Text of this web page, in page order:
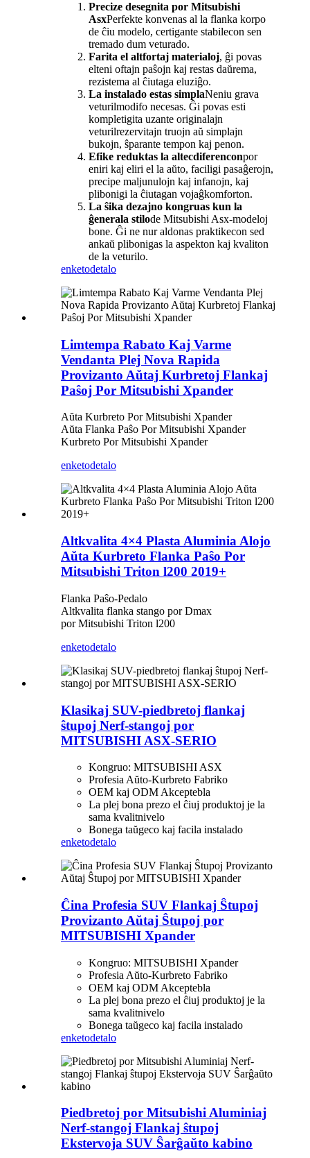
Precize desegnita por Mitsubishi
AsxPerfekte konvenas al la flanka korpo
de ĉiu modelo, certigante stabilecon sen
tremado dum veturado.
Farita el altfortaj materialoj, ĝi povas
elteni oftajn paŝojn kaj restas daŭrema,
rezistema al ĉiutaga eluziĝo.
La instalado estas simplaNeniu grava
veturilmodifo necesas. Ĝi povas esti
kompletigita uzante originalajn
veturilrezervitajn truojn aŭ simplajn
bukojn, ŝparante tempon kaj penon.
Efike reduktas la altecdiferenconpor
eniri kaj eliri el la aŭto, faciligi pasaĝerojn,
precipe maljunulojn kaj infanojn, kaj
plibonigi la ĉiutagan vojaĝkomforton.
La ŝika dezajno kongruas kun la
ĝenerala stilode Mitsubishi Asx-modeloj
bone. Ĝi ne nur aldonas praktikecon sed
ankaŭ plibonigas la aspekton kaj kvaliton
de la veturilo.
enketodetalo
Limtempa Rabato Kaj Varme
Vendanta Plej Nova Rapida
Provizanto Aŭtaj ​​Kurbretoj Flankaj
Paŝoj Por Mitsubishi Xpander
Aŭta Kurbreto Por Mitsubishi Xpander
Aŭta Flanka Paŝo Por Mitsubishi Xpander
Kurbreto Por Mitsubishi Xpander
enketodetalo
Altkvalita 4×4 Plasta Aluminia Alojo
Aŭta Kurbreto Flanka Paŝo Por
Mitsubishi Triton l200 2019+
Flanka Paŝo-Pedalo
Altkvalita flanka stango por Dmax
por Mitsubishi Triton l200
enketodetalo
Klasikaj SUV-piedbretoj flankaj
ŝtupoj Nerf-stangoj por
MITSUBISHI ASX-SERIO
Kongruo: MITSUBISHI ASX
Profesia Aŭto-Kurbreto Fabriko
OEM kaj ODM Akceptebla
La plej bona prezo el ĉiuj produktoj je la
sama kvalitnivelo
Bonega taŭgeco kaj facila instalado
enketodetalo
Ĉina Profesia SUV Flankaj Ŝtupoj
Provizanto Aŭtaj ​​Ŝtupoj por
MITSUBISHI Xpander
Kongruo: MITSUBISHI Xpander
Profesia Aŭto-Kurbreto Fabriko
OEM kaj ODM Akceptebla
La plej bona prezo el ĉiuj produktoj je la
sama kvalitnivelo
Bonega taŭgeco kaj facila instalado
enketodetalo
Piedbretoj por Mitsubishi Aluminiaj
Nerf-stangoj Flankaj ŝtupoj
Ekstervoja SUV Ŝarĝaŭto kabino